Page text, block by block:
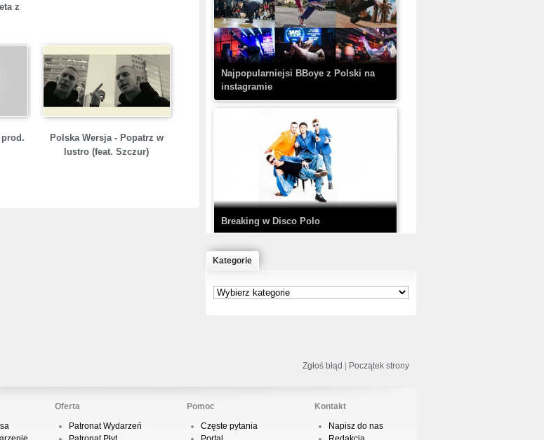
z
prod.
Polska Wersja - Popatrz w
lustro (feat. Szczur)
Kaczorex w najnowszym klipie: HRYPA
– Kobieta z walizką
TEDE & SIR MICH - KICKDOWN /
DISCO NOIR
Prod. Chubeats, Scratch:…
KrisBo - Cienie
Najpopularniejsi BBoye z Polski na
instagramie
Breaking w Disco Polo
Kategorie
Zgłoś błąd | Początek strony
Oferta
Patronat Wydarzeń
Pomoc
Częste pytania
Kontakt
Napisz do nas